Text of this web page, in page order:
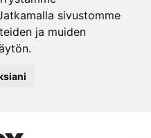
sivustomme
ja muiden